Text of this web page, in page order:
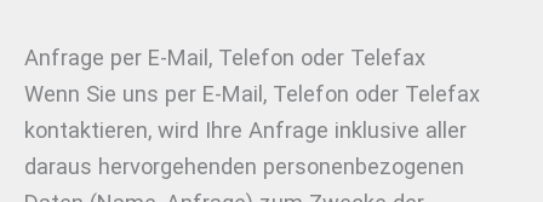
Anfrage per E-Mail, Telefon oder Telefax
Wenn Sie uns per E-Mail, Telefon oder Telefax
kontaktieren, wird Ihre Anfrage inklusive aller
daraus hervorgehenden personenbezogenen